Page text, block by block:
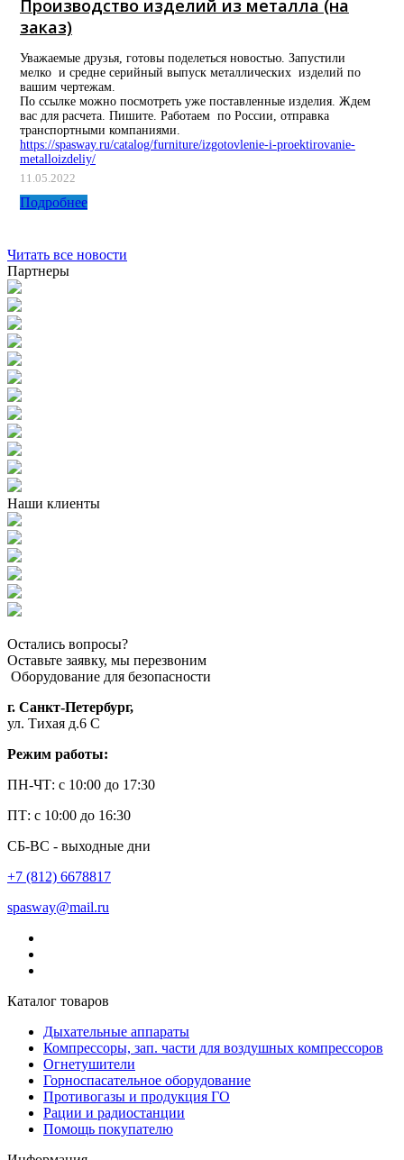
Производство изделий из металла (на
заказ)
Уважаемые друзья, готовы поделеться новостью. Запустили
мелко и средне серийный выпуск металлических изделий по
вашим чертежам.
По ссылке можно посмотреть уже поставленные изделия. Ждем
вас для расчета. Пишите. Работаем по России, отправка
транспортными компаниями.
https://spasway.ru/catalog/furniture/izgotovlenie-i-proektirovanie-
metalloizdeliy/
11.05.2022
Подробнее
Читать все новости
Партнеры
Наши клиенты
Остались вопросы?
Оставьте заявку, мы перезвоним
Оборудование для безопасности
г. Санкт-Петербург,
ул. Тихая д.6 С
Режим работы:
ПН-ЧТ: с 10:00 до 17:30
ПТ: с 10:00 до 16:30
СБ-ВС - выходные дни
+7 (812) 6678817
spasway@mail.ru
Каталог товаров
Дыхательные аппараты
Компрессоры, зап. части для воздушных компрессоров
Огнетушители
Горноспасательное оборудование
Противогазы и продукция ГО
Рации и радиостанции
Помощь покупателю